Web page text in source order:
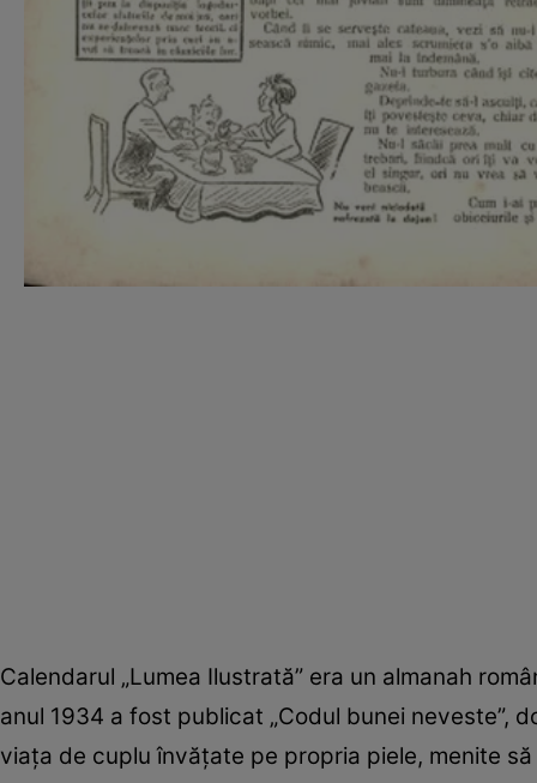
Calendarul „Lumea Ilustrată” era un almanah
anul 1934 a fost publicat „Codul bunei neveste”,
viaţa de cuplu învăţate pe propria piele, menite